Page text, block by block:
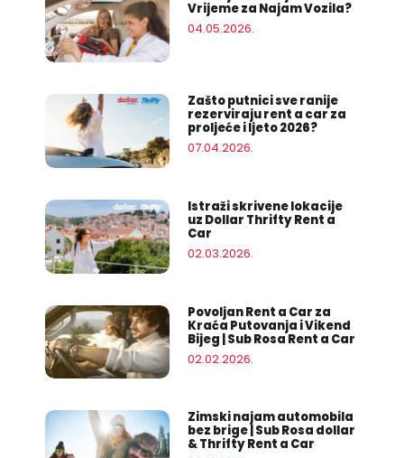
Vrijeme za Najam Vozila?
04.05.2026.
Zašto putnici sve ranije
rezerviraju rent a car za
proljeće i ljeto 2026?
07.04.2026.
Istraži skrivene lokacije
uz Dollar Thrifty Rent a
Car
02.03.2026.
Povoljan Rent a Car za
Kraća Putovanja i Vikend
Bijeg | Sub Rosa Rent a Car
02.02.2026.
Zimski najam automobila
bez brige | Sub Rosa dollar
& Thrifty Rent a Car